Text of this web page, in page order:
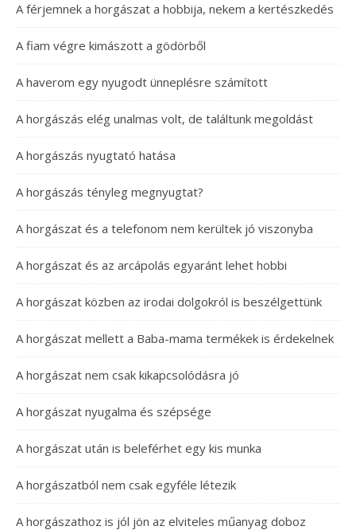
A férjemnek a horgászat a hobbija, nekem a kertészkedés
A fiam végre kimászott a gödörből
A haverom egy nyugodt ünneplésre számított
A horgászás elég unalmas volt, de találtunk megoldást
A horgászás nyugtató hatása
A horgászás tényleg megnyugtat?
A horgászat és a telefonom nem kerültek jó viszonyba
A horgászat és az arcápolás egyaránt lehet hobbi
A horgászat közben az irodai dolgokról is beszélgettünk
A horgászat mellett a Baba-mama termékek is érdekelnek
A horgászat nem csak kikapcsolódásra jó
A horgászat nyugalma és szépsége
A horgászat után is beleférhet egy kis munka
A horgászatból nem csak egyféle létezik
A horgászathoz is jól jön az elviteles műanyag doboz